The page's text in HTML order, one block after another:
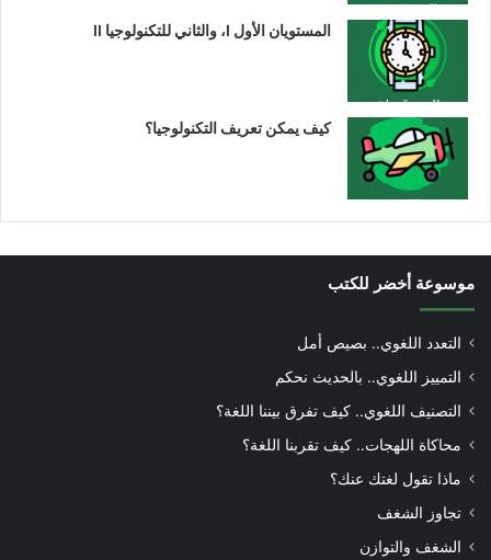
المستويان الأول I، والثاني للتكنولوجيا II
كيف يمكن تعريف التكنولوجيا؟
موسوعة أخضر للكتب
التعدد اللغوي.. بصيص أمل
التمييز اللغوي.. بالحديث نحكم
التصنيف اللغوي.. كيف تفرق بيننا اللغة؟
محاكاة اللهجات.. كيف تقربنا اللغة؟
ماذا تقول لغتك عنك؟
تجاوز الشغف
الشغف والتوازن